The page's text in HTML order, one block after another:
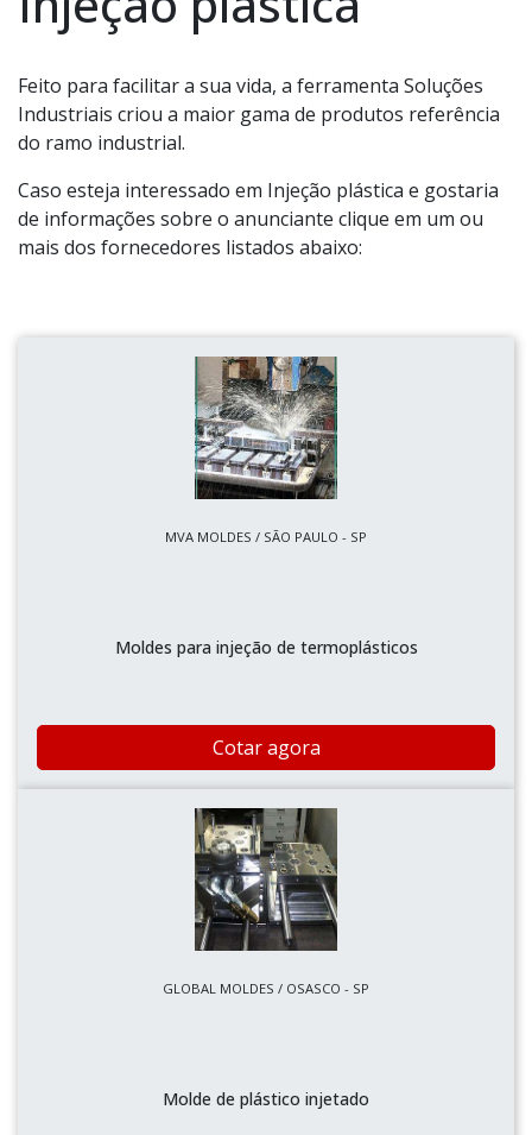
Feito para facilitar a sua vida, a ferramenta Soluções
Industriais criou a maior gama de produtos referência
do ramo industrial.
Caso esteja interessado em Injeção plástica e gostaria
de informações sobre o anunciante clique em um ou
mais dos fornecedores listados abaixo:
MVA MOLDES / SÃO PAULO - SP
Moldes para injeção de termoplásticos
Cotar agora
GLOBAL MOLDES / OSASCO - SP
Molde de plástico injetado